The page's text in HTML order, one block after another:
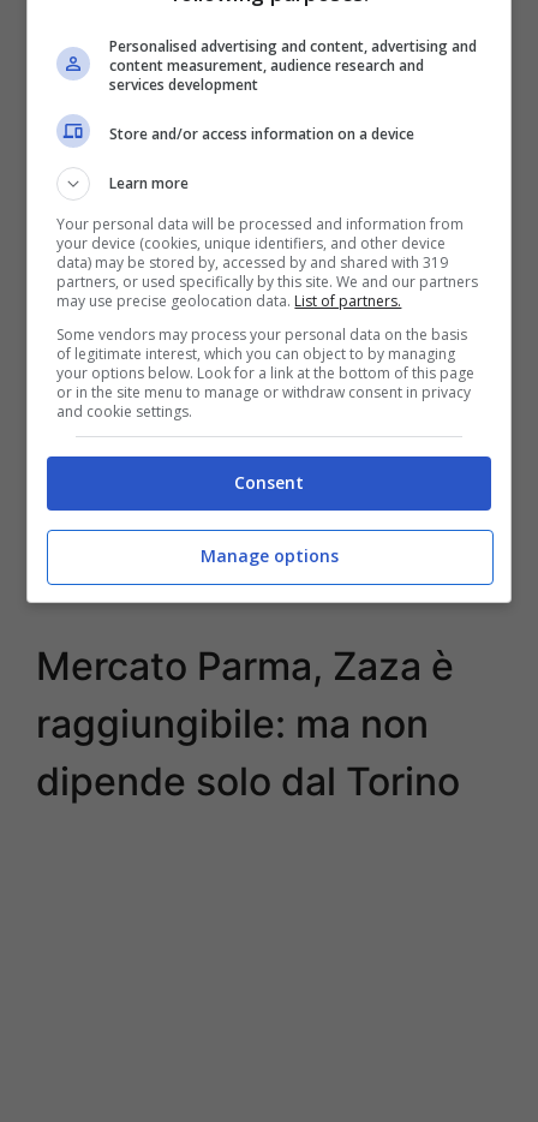
calciomercato Parma, Simone Zaza (Getty Images)
LEGGI ANCHE >>>
“Superman è tornato”: presentazione da
brividi per Buffon – UFFICIALE
Mercato Parma, Zaza è
raggiungibile: ma non
dipende solo dal Torino
Personalised advertising and content, advertising and
content measurement, audience research and
services development
Store and/or access information on a device
Learn more
Your personal data will be processed and information from
your device (cookies, unique identifiers, and other device
data) may be stored by, accessed by and shared with 319
partners, or used specifically by this site. We and our partners
may use precise geolocation data. List of partners.
Some vendors may process your personal data on the basis
of legitimate interest, which you can object to by managing
your options below. Look for a link at the bottom of this page
or in the site menu to manage or withdraw consent in privacy
and cookie settings.
Consent
Manage options